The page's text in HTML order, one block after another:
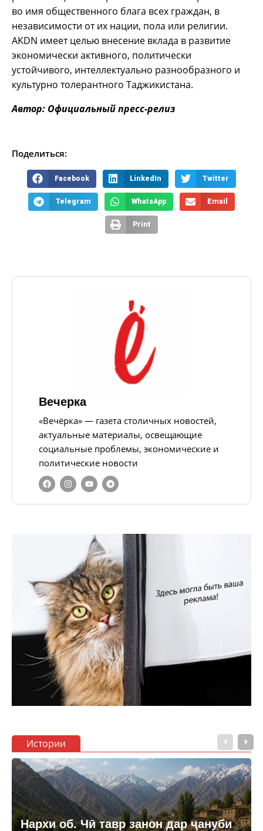
во имя общественного блага всех граждан, в
независимости от их нации, пола или религии.
AKDN имеет целью внесение вклада в развитие
экономически активного, политически
устойчивого, интеллектуально разнообразного и
культурно толерантного Таджикистана.
Автор: Официальный пресс-релиз
Поделиться:
Facebook LinkedIn Twitter
Telegram WhatsApp Email
Print
Вечерка
«Вечёрка» — газета столичных новостей,
актуальные материалы, освещающие
социальные проблемы, экономические и
политические новости
Истории
Нархи об. Чӣ тавр занон дар ҷануби